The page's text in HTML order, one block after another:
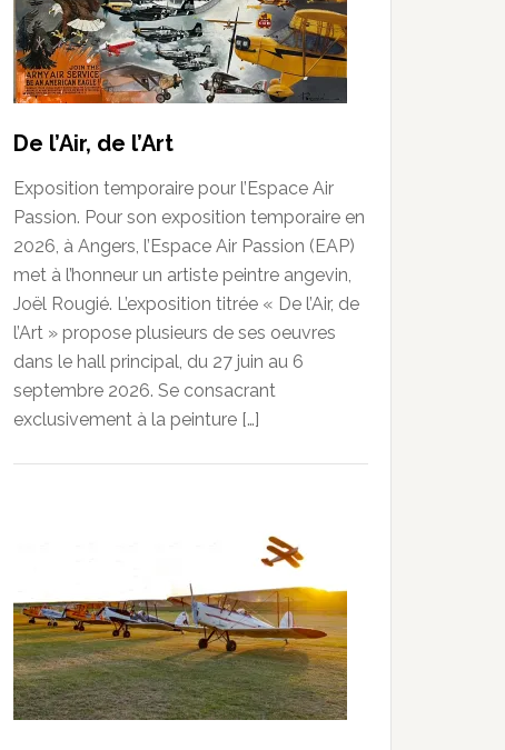
De l’Air, de l’Art
Exposition temporaire pour l’Espace Air
Passion. Pour son exposition temporaire en
2026, à Angers, l’Espace Air Passion (EAP)
met à l’honneur un artiste peintre angevin,
Joël Rougié. L’exposition titrée « De l’Air, de
l’Art » propose plusieurs de ses oeuvres
dans le hall principal, du 27 juin au 6
septembre 2026. Se consacrant
exclusivement à la peinture […]